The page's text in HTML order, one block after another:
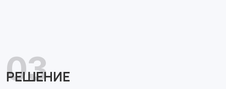
03
РЕШЕНИЕ